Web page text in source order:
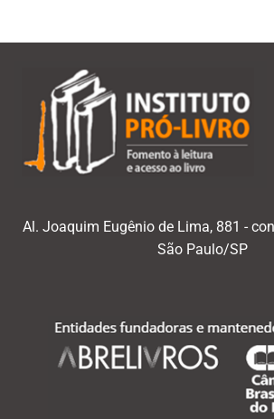
Al. Joaquim Eugênio de Lima, 881 -
São Paulo/SP